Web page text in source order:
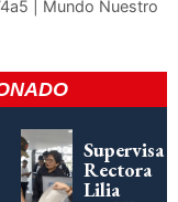
| Mundo Nuestro
Supervisa
Rectora
Lilia